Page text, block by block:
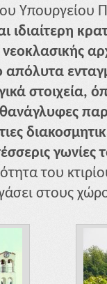
Υπουργείου
ιδιαίτερη
στοιχεία,
γωνίες
του
στους